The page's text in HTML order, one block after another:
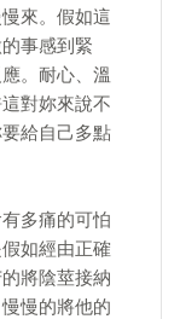
來。假如這
事感到緊
。耐心、溫
對妳來說不
給自己多點
多痛的可怕
如經由正確
將陰莖接納
慢的將他的